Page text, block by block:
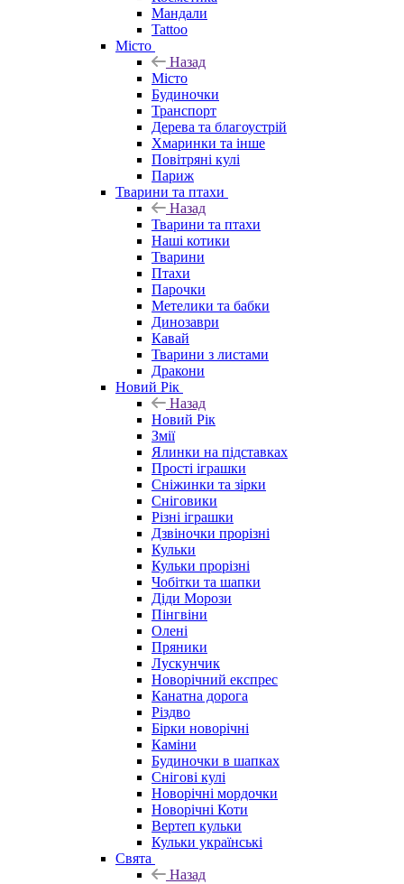
Мандали
Tattoo
Місто
Назад
Місто
Будиночки
Транспорт
Дерева та благоустрій
Хмаринки та інше
Повітряні кулі
Париж
Тварини та птахи
Назад
Тварини та птахи
Наші котики
Тварини
Птахи
Парочки
Метелики та бабки
Динозаври
Кавай
Тварини з листами
Дракони
Новий Рік
Назад
Новий Рік
Змії
Ялинки на підставках
Прості іграшки
Сніжинки та зірки
Сніговики
Різні іграшки
Дзвіночки прорізні
Кульки
Кульки прорізні
Чобітки та шапки
Діди Морози
Пінгвіни
Олені
Пряники
Лускунчик
Новорічний експрес
Канатна дорога
Різдво
Бірки новорічні
Каміни
Будиночки в шапках
Снігові кулі
Новорічні мордочки
Новорічні Коти
Вертеп кульки
Кульки українські
Свята
Назад